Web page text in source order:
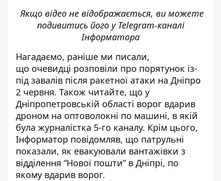
Якщо відео не відображається, ви можете
подивитись його у Telegram-каналі
Інформатора
Нагадаємо, раніше ми писали,
що очевидці розповіли про порятунок із-
під завалів після ракетної атаки на Дніпро
2 червня. Також читайте, що у
Дніпропетровській області ворог вдарив
дроном на оптоволокні по машині, в якій
була журналістка 5-го каналу. Крім цього,
Інформатор повідомляв, що патрульні
показали, як евакуювали вантажівки з
відділення “Нової пошти” в Дніпрі, по
якому вдарив ворог.